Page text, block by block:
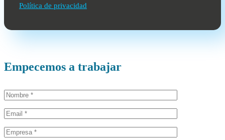
Política de privacidad
Empecemos a trabajar